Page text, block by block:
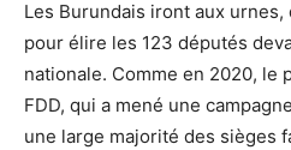
Les Burundais iront aux
pour élire les 123 députés
nationale. Comme en 2020, le
FDD, qui a mené une
une large majorité des sièges